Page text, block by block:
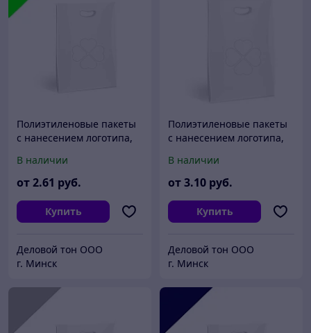
Полиэтиленовые пакеты
с нанесением логотипа,
В наличии
от2.61 руб.
Купить
Деловой тон ООО
г. Минск
Полиэтиленовые пакеты
с нанесением логотипа,
В наличии
от3.10 руб.
Купить
Деловой тон ООО
г. Минск